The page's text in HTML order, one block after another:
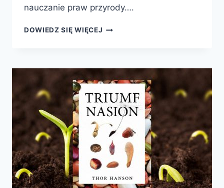
nauczanie praw przyrody….
DOWIEDZ SIĘ WIĘCEJ EKSPERYMENTY
ODKRYWCÓW